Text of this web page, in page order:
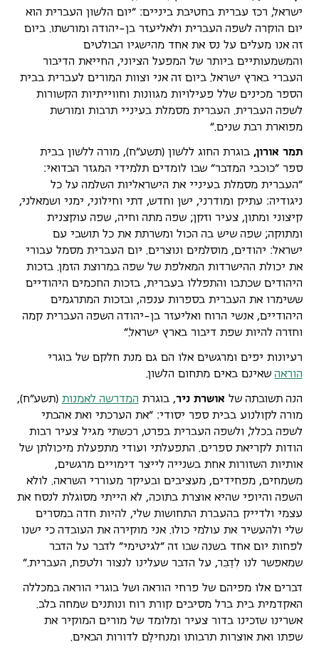
ישראל, רכז עברית בחטיבת ביניים: "יום הלשון העברית הוא
יום הוקרה לשפה העברית ולאליעזר בן-יהודה ומורשתו. ביום
זה אנו מעלים על נס את אחד מהישגיו הבולטים
והמשמעותיים ביותר של המפעל הציוני, החייאת הדיבור
העברי בארץ ישראל. ביום זה אני וצוות המורים לעברית בבית
הספר מכינים שלל פעילויות מגוונות וחווייתיות הקשורות
לשפה העברית. העברית מסמלת בעיניי תרבות ומורשת
מפוארת רבת שנים."
תמר אורון, בוגרת החוג ללשון (תשע"ח), מורה ללשון בבית
ספר "כוכבי המדבר" שבו לומדים תלמידי המגזר הבדואי:
"העברית מסמלת בעיניי את הישראליות השלמה על כל
ניגודיה: עתיק ומודרני, ישן וחדש, דתי וחילוני, ימני ושמאלני,
קיצוני ומתון, צעיר וזקן; שפה מתה וחיה, שפה עוקצנית
ומתוקה; שפה שיש בה הכול ומשרתת את כל תושבי עם
ישראל: יהודים, מוסלמים ונוצרים. יום העברית מסמל עבורי
את יכולת ההישרדות המאלפת של שפה במרוצת הזמן. בזכות
היהודים שכתבו והתפללו בעברית, בזכות החכמים היהודיים
ששימרו את העברית בספרות ענפה, ובזכות המתרגמים
היהודיים, אנשי הרוח ואליעזר בן-יהודה השפה העברית קמה
וחזרה להיות שפת דיבור בארץ ישראל."
רעיונות יפים ומרגשים אלו הם גם מנת חלקם של בוגרי
הוראהשאינם באים מתחום הלשון.
הנה תשובתה של אושרת ניר, בוגרת המדרשה לאמנות (תשע"ח),
מורה לקולנוע בבית ספר יסודי: "את הערכתי ואת אהבתי
לשפה בכלל, ולשפה העברית בפרט, רכשתי מגיל צעיר רבות
הודות לקריאת ספרים. התפעלתי ועודי מתפעלת מיכולתן של
אותיות השזורות אחת בשנייה לייצר דימויים מרגשים,
משמחים, מפחידים, מעציבים ובעיקר מעוררי השראה. לולא
השפה והיופי שהיא אוצרת בתוכה, לא הייתי מסוגלת לנסח את
עצמי ולדייק בהעברת התחושות שלי, להיות חדה במסרים
שלי ולהעשיר את עולמי כולו. אני מוקירה את העובדה כי ישנו
לפחות יום אחד בשנה שבו זה "לגיטימי" לדבר על הדבר
שמאפשר לנו לְדַבֵּר, על הדבר שעלינו לנצור ולטפח, העברית."
דברים אלו מפיהם של פרחי הוראה ושל בוגרי הוראה במכללה
האקדמית בית ברל מסיבים קורת רוח ונותנים שמחה בלב.
אשרינו שזכינו בדור צעיר ומלומד של מורים המוקיר את
שפתו ואת אוצרות תרבותו ומנחילָם לדורות הבאים.